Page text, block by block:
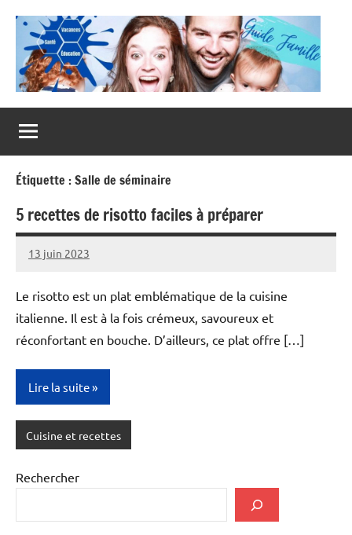
contenu
Guide
Famille
Étiquette :Salle de séminaire
5 recettes de risotto faciles à préparer
13 juin 2023
Modeste
Le risotto est un plat emblématique de la cuisine
italienne. Il est à la fois crémeux, savoureux et
réconfortant en bouche. D’ailleurs, ce plat offre […]
Lire la suite
Cuisine et recettes
Rechercher